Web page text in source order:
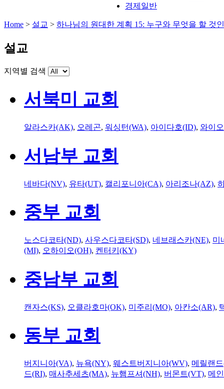
경제일반
Home > 설교 > 하나님의 원대한 계획 15: 누구와 무엇을 할 것
설교
지역별 검색
서북미 교회
알라스카(AK), 오레곤, 워싱턴(WA), 아이다호(ID), 와이
서남부 교회
네바다(NV), 유타(UT), 캘리포니아(CA), 아리조나(AZ),
중부 교회
노스다코타(ND), 사우스다코타(SD), 네브래스카(NE), 미
(MI), 오하이오(OH), 켄터키(KY)
중남부 교회
캔자스(KS), 오클라호마(OK), 미주리(MO), 아칸소(AR),
동부 교회
버지니아(VA), 뉴욕(NY), 웨스트버지니아(WV), 메릴랜
드(RI), 매사추세츠(MA), 뉴햄프셔(NH), 버몬트(VT), 메